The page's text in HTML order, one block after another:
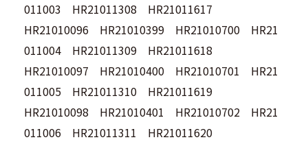
011003 HR21011308 HR21011617
HR21010096 HR21010399 HR21010700 HR21
011004 HR21011309 HR21011618
HR21010097 HR21010400 HR21010701 HR21
011005 HR21011310 HR21011619
HR21010098 HR21010401 HR21010702 HR21
011006 HR21011311 HR21011620